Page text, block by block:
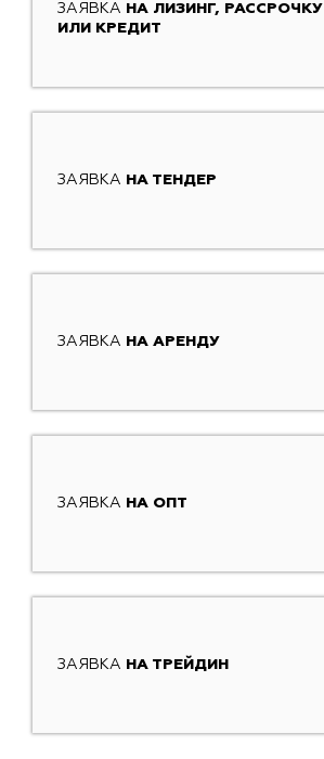
ЗАЯВКА НА ЛИЗИНГ, РАССРОЧКУ
ИЛИ КРЕДИТ
ЗАЯВКА НА ТЕНДЕР
ЗАЯВКА НА АРЕНДУ
ЗАЯВКА НА ОПТ
ЗАЯВКА НА ТРЕЙДИН